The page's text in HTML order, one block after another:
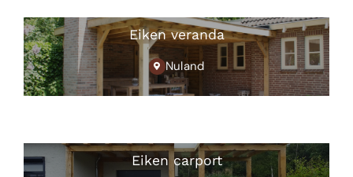
Eiken veranda
Nuland
Eiken carport